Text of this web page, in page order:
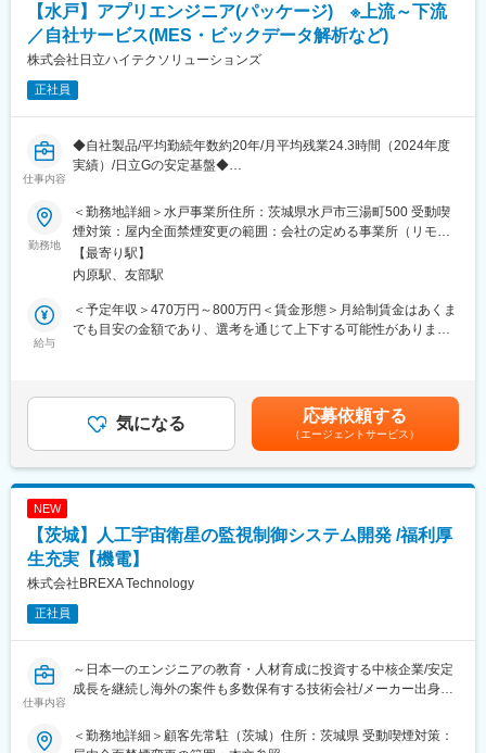
変更の範囲：会社の定める業務
■キャリアパス：
・経験やスキルを考慮致しますが、ご入社後1～2年程かけて現場
を経験していただき、ゆくゆくはプレイングマネージャーとして
術者としての成長機会は無限に広がっています。
・当社は全国に工場を保有しておりますが、転勤はございませ
ん。東京営業所への出張及び、他の工場への出張が発生した場合
でも、日帰りでの対応となります。
・残業月10h程度で土日祝休みの年休120日のため、ワークライフ
バランスを整えることができます。平均有休取得日数10日、男女
ともに育休取得実績もございます。社宅制度もあるため、全国か
らのご応募をお待ちしています！
迅速に多様な加工・製造ニーズに応えられることが強みです。
・国内で初めて小型冷却用の金属製ファンモーターの製造・販売
を行った、日本で最も歴史のあるモーターメーカーです。
変更の範囲：会社の定める業務
【水戸】アプリエンジニア(パッケージ) ※上流～下流
／自社サービス(MES・ビックデータ解析など)
株式会社日立ハイテクソリューションズ
正社員
仕事内容
◆自社製品/平均勤続年数約20年/月平均残業24.3時間（2024年度
実績）/日立Gの安定基盤◆
■業務内容：
化学・医薬・食品分野のお客さまの要求仕様や将来ビジョンを共
有し、抱える課題を解決するための計測・制御装置（計装システ
ム）の開発・構築を担当します。お客さまと綿密にコミュニケー
ションを図りながら、要件定義・設計・開発・導入までの一連の
プロセスに携わり、最適なシステムソリューションを提供しま
す。
・顧客との仕様打ち合わせ（出張・リモート）
・見積作成
・システム設計書の作成（ハード構成・ソフト設計）
【弊社取扱い製品】
・統合MESソリューション（製造実行システム）CyberPlant
・プロセスデータ収集・管理システム CyberBridge
■業務の魅力点：
当社製品（装置・システム）が仕様通りに稼働し、安全・安心・
支えることにつながり、ひいては社会全体の安定にも寄与しま
勤務地
＜勤務地詳細＞水戸事業所住所：茨城県水戸市三湯町500 受動喫
煙対策：屋内全面禁煙変更の範囲：会社の定める事業所（リモー
トワーク含む）
【最寄り駅】
内原駅、友部駅
給与
＜予定年収＞470万円～800万円＜賃金形態＞月給制賃金はあくま
でも目安の金額であり、選考を通じて上下する可能性がありま
以下の基本給・固定残業代をご提示する場合もあります。基本
給：312,500円～391,800円固定残業代：20時間：54,700円～
69,400円（超過分は別途支給）月給(月額)は固定手当を含めた表
記です。賃金はあくまでも目安の金額であり、選考を通じて上下
する可能性があります。月給(月額)は固定手当を含めた表記です。
気になる 応募依頼する
（エージェントサービス）
NEW
【茨城】人工宇宙衛星の監視制御システム開発 /福利厚
生充実【機電】
株式会社BREXA Technology
正社員
仕事内容
～日本一のエンジニアの教育・人材育成に投資する中核企業/安定
成長を継続し海外の案件も多数保有する技術会社/メーカー出身者
【変更の範囲：会社の定める業務】
■業務の特徴：
＜勤務地詳細＞顧客先常駐（茨城）住所：茨城県 受動喫煙対策：